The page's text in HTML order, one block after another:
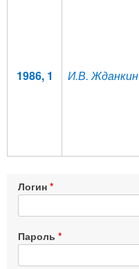
1986, 1 И.В. Жданкин
Логин
Пароль